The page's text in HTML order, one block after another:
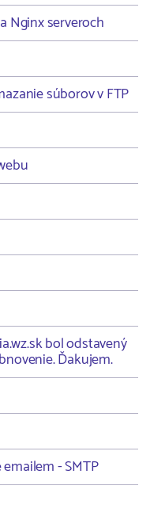
Nginx serveroch
súborov v FTP
bol odstavený
Ďakujem.
- SMTP